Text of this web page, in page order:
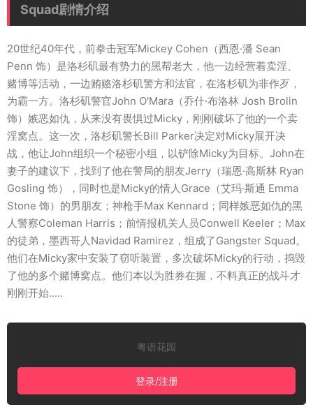
Squad剧情介绍
20世纪40年代，前拳击冠军Mickey Cohen（西恩·潘 Sean
Penn 饰）是洛杉矶最有势力的黑帮老大，他一边经营着卖淫、
赌博等活动，一边贿赂洛杉矶警方和法官，在洛杉矶为非作歹，
为霸一方。洛杉矶警官John O'Mara（乔什·布洛林 Josh Brolin
饰）嫉恶如仇，从来没有畏惧过Micky，刚刚破坏了他的一个卖
淫窝点。这一次，洛杉矶警长Bill Parker决定对Micky展开决
战，他让John组织一个秘密小组，以铲除Micky为目标。John在
妻子的建议下，找到了他在警局的朋友Jerry（瑞恩·高斯林 Ryan
Gosling 饰），同时也是Micky的情人Grace（艾玛·斯通 Emma
Stone 饰）的男朋友；神枪手Max Kennard；同样嫉恶如仇的黑
人警察Coleman Harris；前情报机关人员Conwell Keeler；Max
的徒弟，墨西哥人Navidad Ramirez，组成了Gangster Squad。
他们在Micky家中安装了窃听装置，多次破坏Micky的行动，捣毁
了他的多个赌博窝点。他们本以为胜券在握，不料真正的战斗才
刚刚开始.....
粤语花园
登录/注册